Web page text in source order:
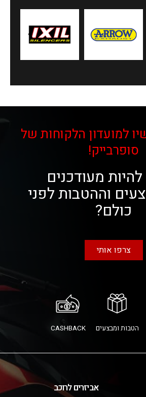
למועדון הלקוחות של
סופרבייק!
מעודכנים
וההטבות לפני
כולם?
צרפו אותי
הטבות ומבצעים CASHBACK
אביזרים לרוכב